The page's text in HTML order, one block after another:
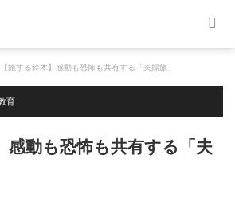
【旅する鈴木】感動も恐怖も共有する「夫婦旅」
育
感動も恐怖も共有する「夫